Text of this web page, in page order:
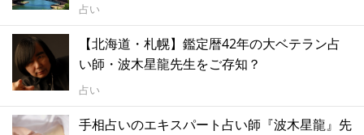
占い
【北海道・札幌】鑑定暦42年の大ベテラン占
い師・波木星龍先生をご存知？
占い
手相占いのエキスパート占い師『波木星龍』先